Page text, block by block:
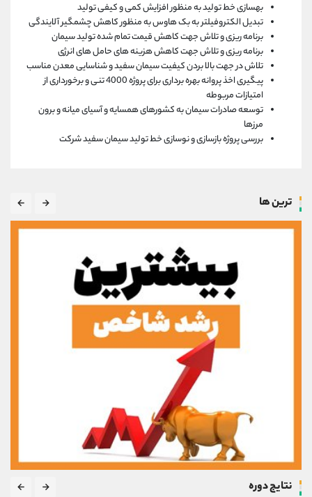
بهسازی خط تولید به منظور افزایش کمی و کیفی تولید
تبدیل الکتروفیلتر به بک هاوس به منظور کاهش چشمگیر آلایندگی
برنامه ریزی و تلاش جهت کاهش قیمت تمام شده تولید سیمان
برنامه ریزی و تلاش جهت کاهش هزینه های حامل های انرژی
تلاش در جهت بالا بردن کیفیت سیمان سفید و شناسایی معدن مناسب
پیگیری اخذ پروانه بهره برداری برای پروژه 4000 تنی و برخورداری از
امتیازات مربوطه
توسعه صادرات سیمان به کشورهای همسایه و آسیای میانه و برون
مرزها
بررسی پروژه بازسازی و نوسازی خط تولید سیمان سفید شرکت
ترین ها
نتایج دوره